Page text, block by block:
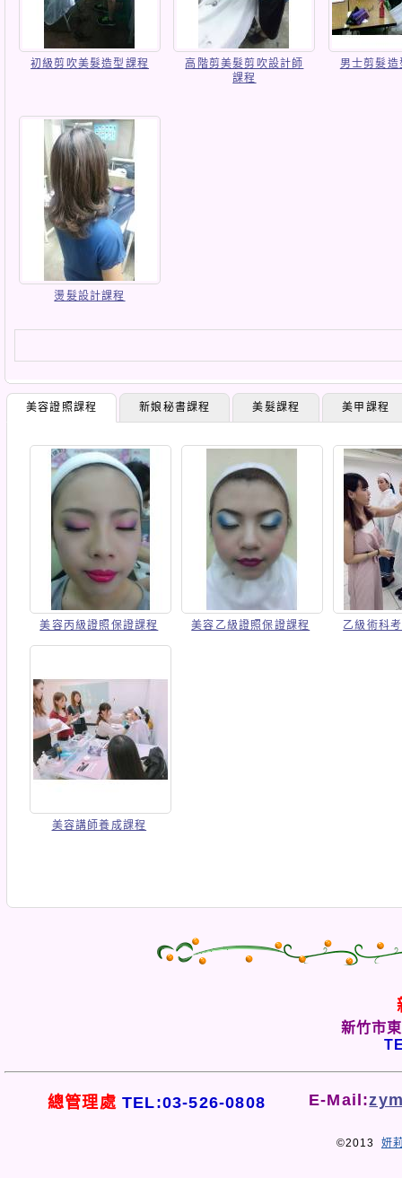
初級剪吹美髮造型課程
高階剪美髮剪吹設計師
課程
男士剪髮
燙髮設計課程
美容證照課程 新娘秘書課程 美髮課程 美甲課程
美容丙級證照保證課程 美容乙級證照保證課程 乙級術科
美容講師養成課程
新竹市
總管理處 TEL:03-526-0808 E-Mail:
©2013 妍